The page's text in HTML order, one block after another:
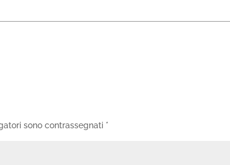
sono contrassegnati *